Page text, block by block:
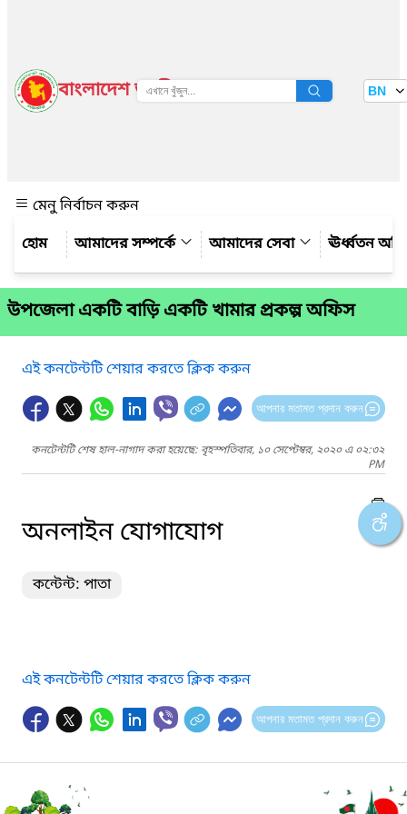
বাংলাদেশ জাতীয় তথ্য বাতায়ন BN
মেনু নির্বাচন করুন
আমাদের সম্পর্কে
আমাদের সেবা ঊর্ধ্বতন
উপজেলা একটি বাড়ি একটি খামার প্রকল্প অফিস
এই কনটেন্টটি শেয়ার করতে ক্লিক করুন
আপনার মতামত প্রদান করুন
কনটেন্টটি শেষ হাল-নাগাদ করা হয়েছে: বৃহস্পতিবার, ১০ সেপ্টেম্বর, ২০২০ এ ০২:৩২
PM
অনলাইন যোগাযোগ
কন্টেন্ট: পাতা
এই কনটেন্টটি শেয়ার করতে ক্লিক করুন
আপনার মতামত প্রদান করুন